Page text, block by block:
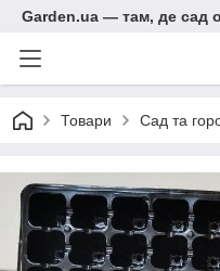
Garden.ua — там, де сад
Товари Сад та